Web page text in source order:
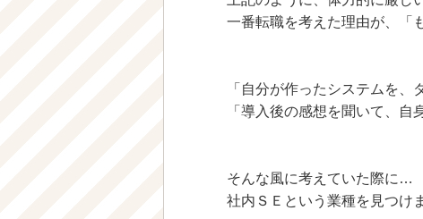
一番転職を考えた理由が、「
「自分が作ったシステムを、
「導入後の感想を聞いて、自
そんな風に考えていた際に…
社内ＳＥという業種を見つけ